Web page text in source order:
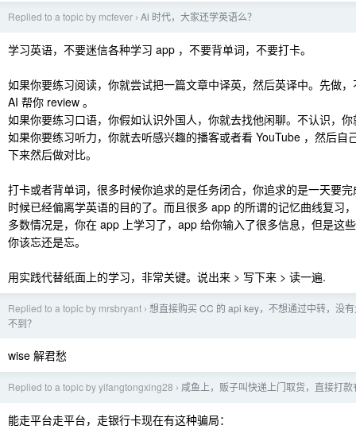
Replied to a topic by mcfever › Ai 时代，大家还学英语么？
学习英语，不要迷信各种学习 app ，不要背单词，不要打卡。
如果你要练习阅读，你就尝试把一篇文章中译英，然后英译中。先做
AI 帮你 review 。
如果你要练习口语，你假如认识外国人，你就去找他闲聊。不认识，
如果你要练习听力，你就去听感兴趣的播客或者看 YouTube ，然后自
下来然后做对比。
打卡或者背单词，很多时候你追求的是任务闭合，你追求的是一天要
时候已经偏离学英语的目的了。而且很多 app 的所谓的记忆曲线复习
多数情况是，你在 app 上学习了，app 给你输入了很多信息，但是这
你该忘还是忘。
用实践代替纸面上的学习，非常关键。说出来 > 写下来 > 读一遍.
Replied to a topic by mrsbryant › 想直接购买 CC 的 api key，不想通过中转，没
不到？
wise 解君愁
Replied to a topic by yifangtongxing28 › 咸鱼上，贩子叫快递上门取货，直接打款
能走平台走平台，走银行卡现在有这种骗局：